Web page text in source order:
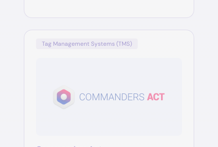
Tag Management Systems (TMS)